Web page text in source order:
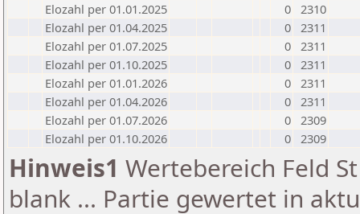
Elozahl per 01.01.2025
0 2310
Elozahl per 01.04.2025
0 2311
Elozahl per 01.07.2025
0 2311
Elozahl per 01.10.2025
0 2311
Elozahl per 01.01.2026
0 2311
Elozahl per 01.04.2026
0 2311
Elozahl per 01.07.2026
0 2309
Elozahl per 01.10.2026
0 2309
Hinweis1 Wertebereich Feld
blank ... Partie gewertet in